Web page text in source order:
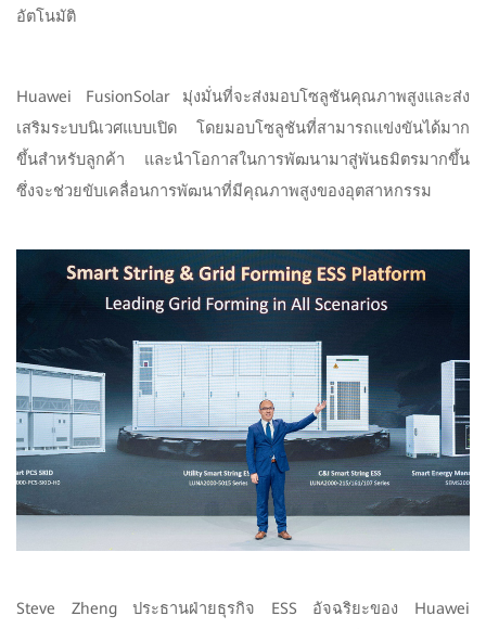
อัตโนมัติ
Huawei FusionSolar มุ่งมั่นที่จะส่งมอบโซลูชันคุณภาพสูงและส่ง
เสริมระบบนิเวศแบบเปิด โดยมอบโซลูชันที่สามารถแข่งขันได้มาก
ขึ้นสำหรับลูกค้า และนำโอกาสในการพัฒนามาสู่พันธมิตรมากขึ้น
ซึ่งจะช่วยขับเคลื่อนการพัฒนาที่มีคุณภาพสูงของอุตสาหกรรม
Steve Zheng ประธานฝ่ายธุรกิจ ESS อัจฉริยะของ Huawei